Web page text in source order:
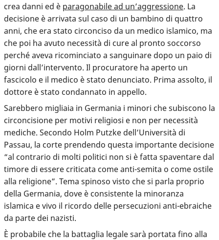
crea danni ed è paragonabile ad un’aggressione. La
decisione è arrivata sul caso di un bambino di quattro
anni, che era stato circonciso da un medico islamico, ma
che poi ha avuto necessità di cure al pronto soccorso
perché aveva ricominciato a sanguinare dopo un paio di
giorni dall’intervento. Il procuratore ha aperto un
fascicolo e il medico è stato denunciato. Prima assolto, il
dottore è stato condannato in appello.
Sarebbero migliaia in Germania i minori che subiscono la
circoncisione per motivi religiosi e non per necessità
mediche. Secondo Holm Putzke dell’Università di
Passau, la corte prendendo questa importante decisione
“al contrario di molti politici non si è fatta spaventare dal
timore di essere criticata come anti-semita o come ostile
alla religione”. Tema spinoso visto che si parla proprio
della Germania, dove è consistente la minoranza
islamica e vivo il ricordo delle persecuzioni anti-ebraiche
da parte dei nazisti.
È probabile che la battaglia legale sarà portata fino alla